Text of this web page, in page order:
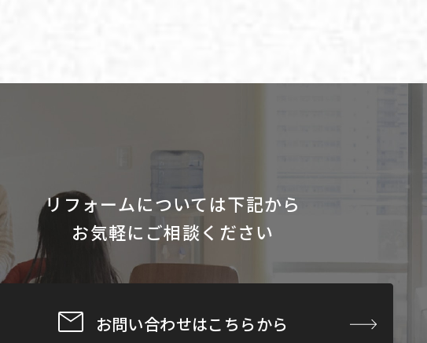
リフォームについては下記から
お気軽にご相談ください
お問い合わせはこちらから